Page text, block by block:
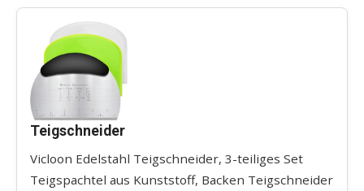
Teigschneider
Vicloon Edelstahl Teigschneider, 3-teiliges Set
Teigspachtel aus Kunststoff, Backen Teigschneider